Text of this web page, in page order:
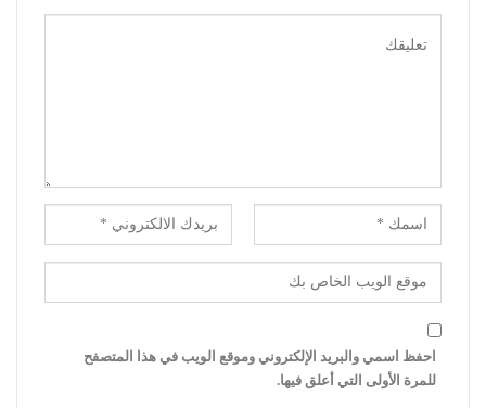
احفظ اسمي والبريد الإلكتروني وموقع الويب في هذا المتصفح
للمرة الأولى التي أعلق فيها.